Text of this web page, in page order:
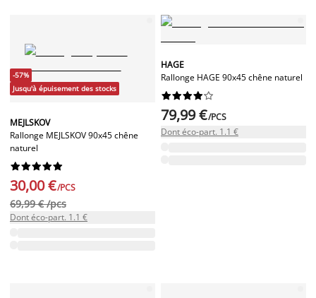
-57%
Jusqu'à épuisement des stocks
MEJLSKOV
Rallonge MEJLSKOV 90x45 chêne
naturel






30,00 €/PCS
69,99 € /pcs
Dont éco-part. 1.1 €
HAGE
Rallonge HAGE 90x45 chêne naturel






79,99 €/PCS
Dont éco-part. 1.1 €